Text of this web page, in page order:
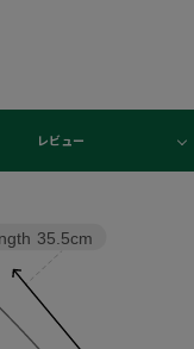
レビュー
35.5cm